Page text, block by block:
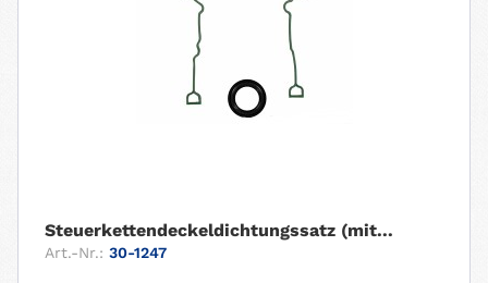
Steuerkettendeckeldichtungssatz (mit...
Art.-Nr.: 30-1247